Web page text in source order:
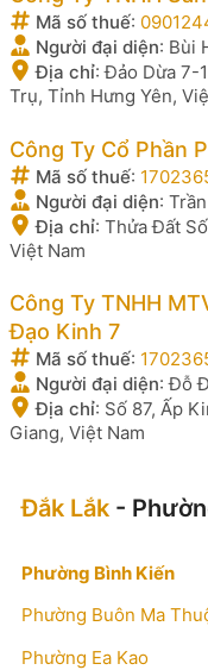
Mã số thuế:
Người đại diện: Bùi
Địa chỉ:Đảo Dừa 7-
Trụ, Tỉnh Hưng Yên,
Công Ty Cổ Phần
Mã số thuế:
Người đại diện:
Địa chỉ: Thửa Đất
Việt Nam
Công Ty TNHH
Đạo Kinh 7
Mã số thuế:
Người đại diện:Đỗ
Địa chỉ: Số 87, Ấp
Giang, Việt Nam
Đắk Lắk -
Phường Bình Kiến
Phường Buôn Ma
Phường Ea Kao